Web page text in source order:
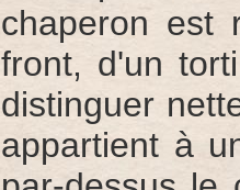
chaperon est
front, d'un
distinguer
appartient à